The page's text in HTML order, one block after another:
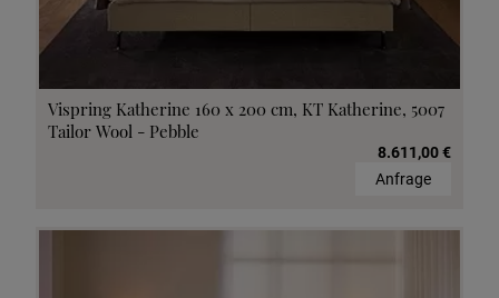
Vispring Katherine 160 x 200 cm, KT Katherine, 5007
Tailor Wool - Pebble
8.611,00 €
Anfrage